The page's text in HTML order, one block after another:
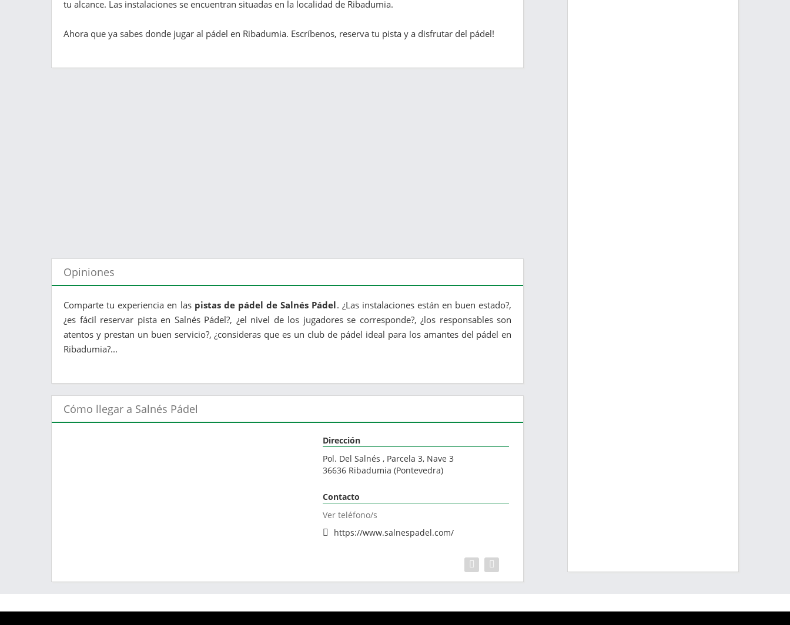
tu alcance. Las instalaciones se encuentran situadas en la localidad de Ribadumia.
Ahora que ya sabes donde jugar al pádel en Ribadumia. Escríbenos, reserva tu pista y a disfrutar del pádel!
Opiniones
Comparte tu experiencia en las pistas de pádel de Salnés Pádel. ¿Las instalaciones están en buen estado?,
¿es fácil reservar pista en Salnés Pádel?, ¿el nivel de los jugadores se corresponde?, ¿los responsables son
atentos y prestan un buen servicio?, ¿consideras que es un club de pádel ideal para los amantes del pádel en
Ribadumia?...
Cómo llegar a Salnés Pádel
Dirección
Pol. Del Salnés , Parcela 3, Nave 3
36636 Ribadumia (Pontevedra)
Contacto
Ver teléfono/s
https://www.salnespadel.com/